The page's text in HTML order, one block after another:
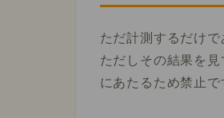
ただ計測するだけで
ただしその結果を
にあたるため禁止で